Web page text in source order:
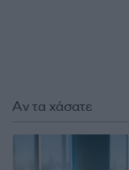
Αν τα χάσατε